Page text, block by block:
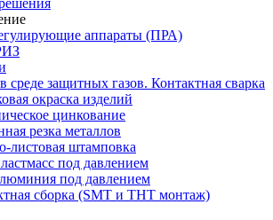
аппараты (ПРА)
среде защитных газов. Контактная сварка
окраска изделий
цинкование
резка металлов
листовая штамповка
под давлением
под давлением
сборка (SMT и THT монтаж)